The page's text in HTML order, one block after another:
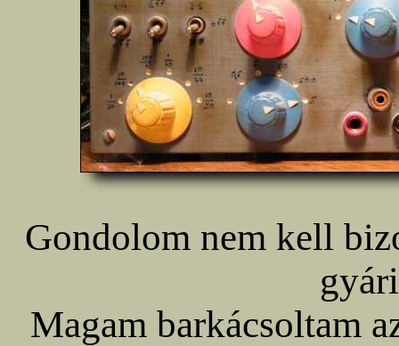
Gondolom nem kell
Magam barkácsoltam